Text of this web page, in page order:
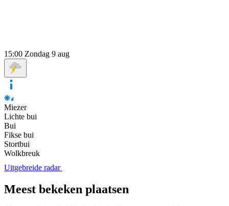
15:00 Zondag 9 aug
Miezer
Lichte bui
Bui
Fikse bui
Stortbui
Wolkbreuk
Uitgebreide radar
Meest bekeken plaatsen